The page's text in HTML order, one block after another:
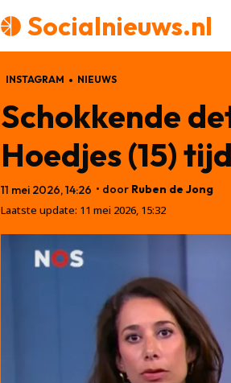
Socialnieuws.nl
INSTAGRAM NIEUWS
Schokkende
Hoedjes (15)
11 mei 2026, 14:26 • door Ruben de Jong
Laatste update: 11 mei 2026, 15:32